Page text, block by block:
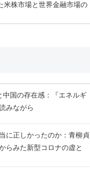
米株市場と世界金融市場の
中国の存在感：『エネルギ
みながら
に正しかったのか：青柳貞
らみた新型コロナの虚と